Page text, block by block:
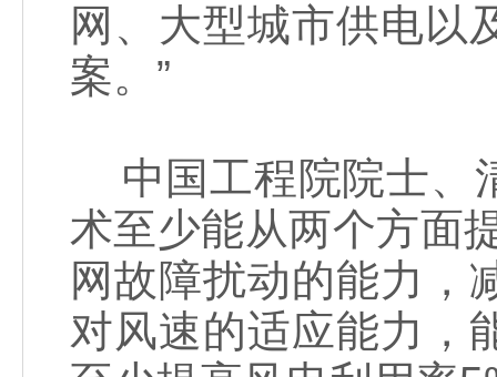
网、大型城市供电以
案。”
中国工程院院士、
术至少能从两个方面
网故障扰动的能力，
对风速的适应能力，